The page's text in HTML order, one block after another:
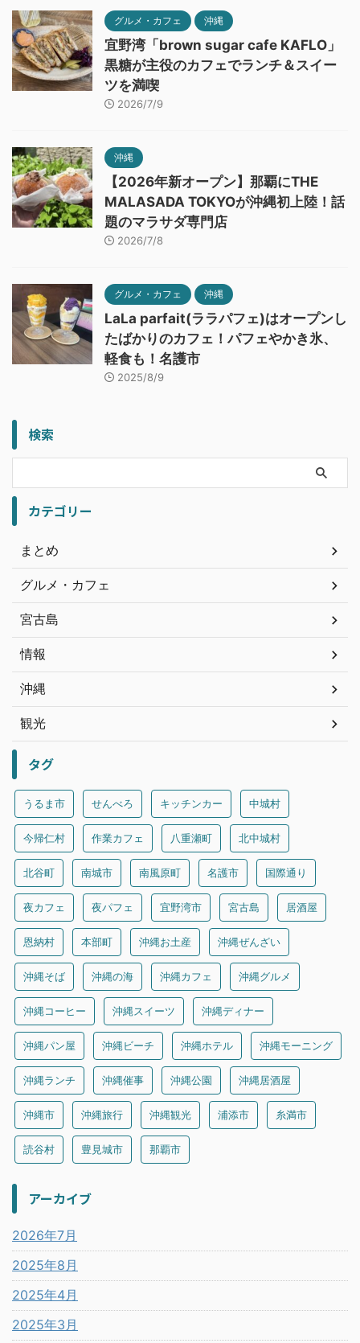
グルメ・カフェ 沖縄
宜野湾「brown sugar cafe KAFLO」
黒糖が主役のカフェでランチ＆スイー
ツを満喫
2026/7/9
沖縄
【2026年新オープン】那覇にTHE
MALASADA TOKYOが沖縄初上陸！話
題のマラサダ専門店
2026/7/8
グルメ・カフェ 沖縄
LaLa parfait(ララパフェ)はオープンし
たばかりのカフェ！パフェやかき氷、
軽食も！名護市
2025/8/9
検索
カテゴリー
まとめ
グルメ・カフェ
宮古島
情報
沖縄
観光
タグ
うるま市 せんべろ キッチンカー 中城村
今帰仁村 作業カフェ 八重瀬町 北中城村
北谷町 南城市 南風原町 名護市 国際通り
夜カフェ 夜パフェ 宜野湾市 宮古島 居酒屋
恩納村 本部町 沖縄お土産 沖縄ぜんざい
沖縄そば 沖縄の海 沖縄カフェ 沖縄グルメ
沖縄コーヒー 沖縄スイーツ 沖縄ディナー
沖縄パン屋 沖縄ビーチ 沖縄ホテル 沖縄モーニング
沖縄ランチ 沖縄催事 沖縄公園 沖縄居酒屋
沖縄市 沖縄旅行 沖縄観光 浦添市 糸満市
読谷村 豊見城市 那覇市
アーカイブ
2026年7月
2025年8月
2025年4月
2025年3月